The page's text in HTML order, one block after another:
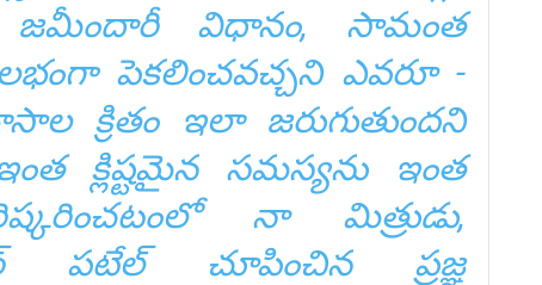
విధానం, సామంత
పెకలించవచ్చని ఎవరూ
క్రితం ఇలా జరుగుతుందని
క్లిష్టమైన సమస్యను ఇంత
నా మిత్రుడు,
పటేల్‌ చూపించిన ప్రజ్ఞ